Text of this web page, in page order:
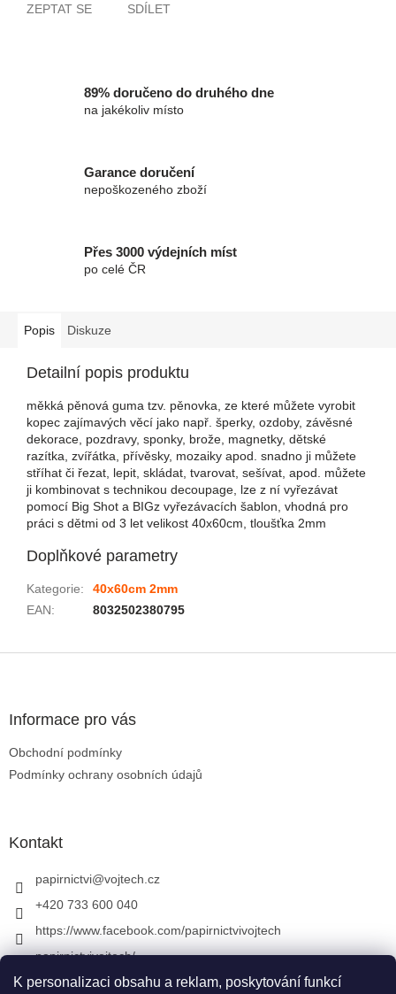
K personalizaci obsahu a reklam, poskytování funkcí
ZEPTAT SE SDÍLET
89% doručeno do druhého dne
na jakékoliv místo
Garance doručení
nepoškozeného zboží
Přes 3000 výdejních míst
po celé ČR
Popis Diskuze
Detailní popis produktu
měkká pěnová guma tzv. pěnovka, ze které můžete vyrobit
kopec zajímavých věcí jako např. šperky, ozdoby, závěsné
dekorace, pozdravy, sponky, brože, magnetky, dětské
razítka, zvířátka, přívěsky, mozaiky apod. snadno ji můžete
stříhat či řezat, lepit, skládat, tvarovat, sešívat, apod. můžete
ji kombinovat s technikou decoupage, lze z ní vyřezávat
pomocí Big Shot a BIGz vyřezávacích šablon, vhodná pro
práci s dětmi od 3 let velikost 40x60cm, tloušťka 2mm
Doplňkové parametry
Kategorie:
40x60cm 2mm
EAN: 8032502380795
Informace pro vás
Obchodní podmínky
Podmínky ochrany osobních údajů
Kontakt
papirnictvi@vojtech.cz
+420 733 600 040
https://www.facebook.com/papirnictvivojtech
papirnictvivojtech/
+420 733 600 040